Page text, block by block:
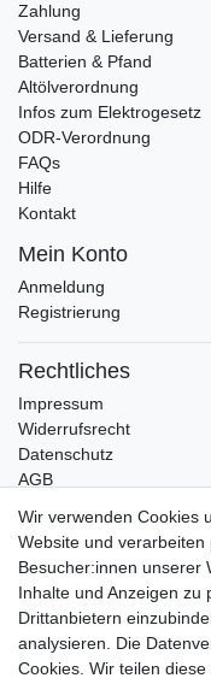
Zahlung
Versand & Lieferung
Batterien & Pfand
Altölverordnung
Infos zum Elektrogesetz
ODR-Verordnung
FAQs
Hilfe
Kontakt
Mein Konto
Anmeldung
Registrierung
Rechtliches
Impressum
Widerrufsrecht
Datenschutz
AGB
Bleibt Sie auf dem
E-MAIL **
Newsletter
Honig
Hiermit bestätige ich, dass
Einwilligung kann ich
Wir verwenden Cookies
Website und
Besucher:innen unserer
Inhalte und Anzeigen zu
Drittanbietern
analysieren. Die
Cookies. Wir teilen